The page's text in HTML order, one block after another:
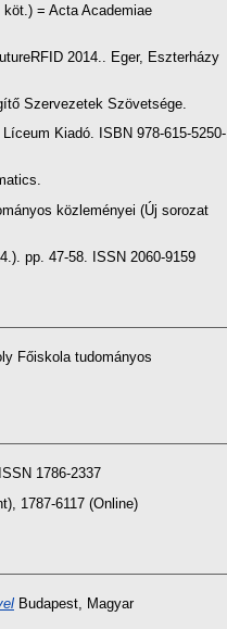
= Acta Academiae
2014.. Eger, Eszterházy
Szervezetek Szövetsége.
Kiadó. ISBN 978-615-5250-
közleményei (Új sorozat
pp. 47-58. ISSN 2060-9159
Főiskola tudományos
1786-2337
1787-6117 (Online)
Budapest, Magyar